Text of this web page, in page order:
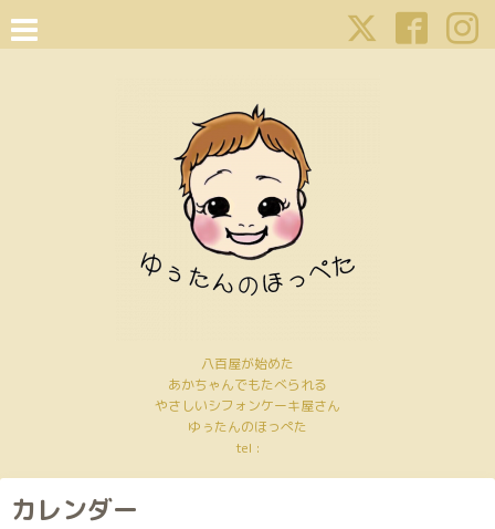
八百屋が始めた
あかちゃんでもたべられる
やさしいシフォンケーキ屋さん
ゆぅたんのほっぺた
tel :
カレンダー